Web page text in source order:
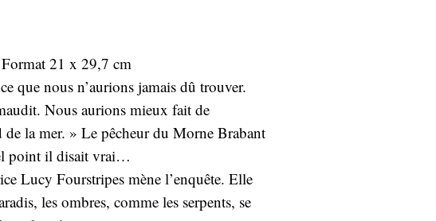
21 x 29,7 cm
que nous n’aurions jamais dû trouver.
Nous aurions mieux fait de
de la mer. » Le pêcheur du Morne Brabant
point il disait vrai…
Lucy Fourstripes mène l’enquête. Elle
les ombres, comme les serpents, se